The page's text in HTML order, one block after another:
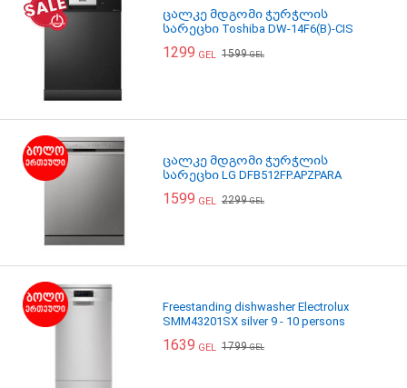
ცალკე მდგომი ჭურჭლის
სარეცხი Toshiba DW-14F6(B)-CIS
1299 GEL 1599GEL
ცალკე მდგომი ჭურჭლის
სარეცხი LG DFB512FP.APZPARA
1599 GEL 2299GEL
Freestanding dishwasher Electrolux
SMM43201SX silver 9 - 10 persons
1639 GEL 1799GEL